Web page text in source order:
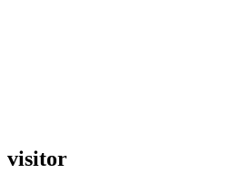
visitor